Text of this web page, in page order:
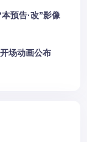
预告·改”影像
场动画公布